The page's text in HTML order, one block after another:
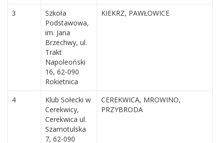
3
Szkoła
Podstawowa,
im. Jana
Brzechwy, ul.
Trakt
Napoleoński
16, 62-090
Rokietnica
KIEKRZ, PAWŁOWICE
4
Klub Sołecki w
Cerekwicy,
Cerekwica ul.
Szamotulska
7, 62-090
CEREKWICA, MROWINO,
PRZYBRODA